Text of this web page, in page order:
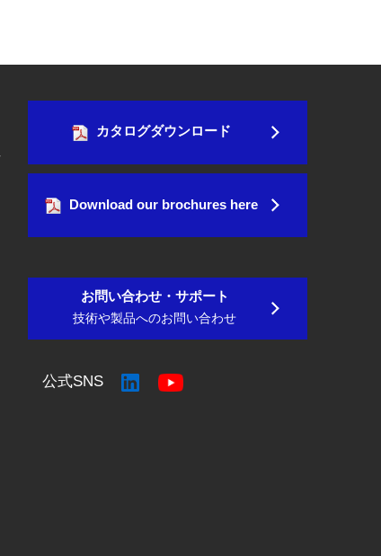
カタログダウンロード
Download our brochures here
お問い合わせ・サポート
技術や製品へのお問い合わせ
公式SNS